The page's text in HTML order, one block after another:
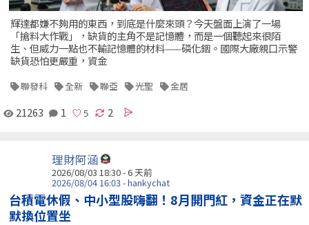
輝達都嫌不夠用的東西，到底是什麼來頭？今天盤面上演了一場
「搶料大作戰」，缺貨的主角不是記憶體，而是一個聽起來很陌
生、但威力一點也不輸記憶體的材料——磷化銦。國際大廠親口示警
缺貨恐怕更嚴重，資金
聯發科 全新 聯亞 光聖 金居
21263 1 2
理財阿涵
2026/08/03 18:30 - 6 天前
2026/08/04 16:03 - hankychat
台積電休假、中小型股嗨翻！8月開門紅，資金正在默
默換位置坐